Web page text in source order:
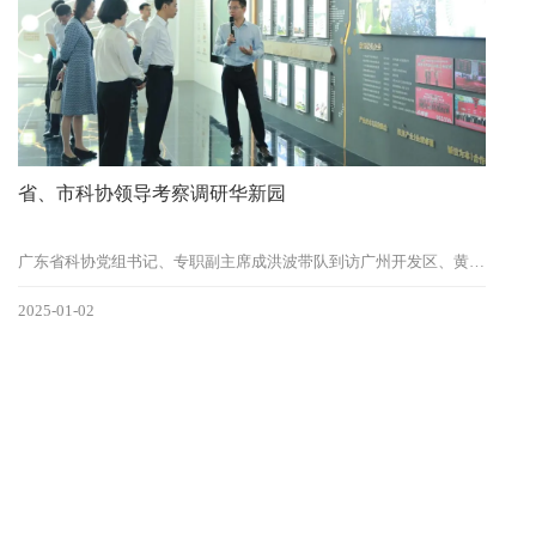
省、市科协领导考察调研华新园
广东省科协党组书记、专职副主席成洪波带队到访广州开发区、黄埔区，并对华新园开展专题调研。
2025-01-02